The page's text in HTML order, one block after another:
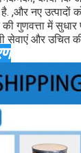
नए उत्पादों
गुणवत्ता में सुधार
सेवाएं और उचित